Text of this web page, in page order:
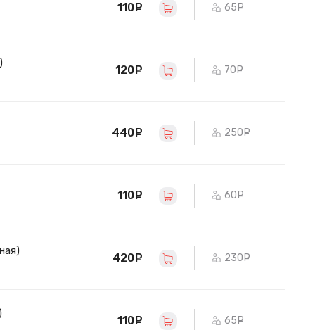
110 руб. 65
120 руб. 70
440 руб. 250
110 руб. 60
420 руб. 230
110 руб. 65